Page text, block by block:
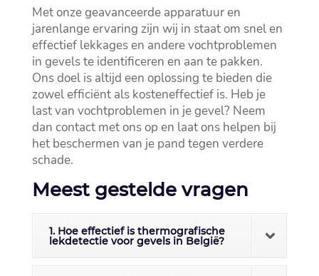
Met onze geavanceerde apparatuur en
jarenlange ervaring zijn wij in staat om snel en
effectief lekkages en andere vochtproblemen
in gevels te identificeren en aan te pakken.​
Ons doel is altijd een oplossing te bieden die
zowel efficiënt als kosteneffectief is.​ Heb je
last van vochtproblemen in je gevel? Neem
dan contact met ons op en laat ons helpen bij
het beschermen van je pand tegen verdere
schade.​
Meest gestelde vragen
1. Hoe effectief is thermografische
lekdetectie voor gevels in België?